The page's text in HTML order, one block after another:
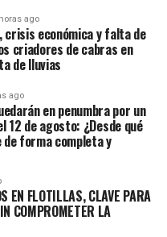
ago
económica y falta de
criadores de cabras en
de lluvias
ago
en penumbra por un
de agosto: ¿Desde qué
forma completa y
EN FLOTILLAS, CLAVE PARA
COMPROMETER LA